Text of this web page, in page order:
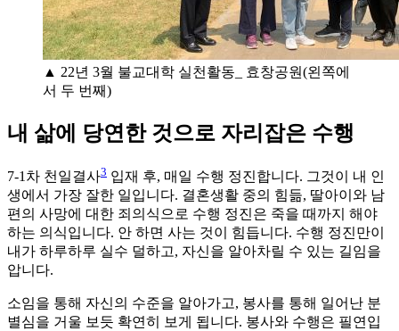
▲ 22년 3월 불교대학 실천활동_ 효창공원(왼쪽에
서 두 번째)
내 삶에 당연한 것으로 자리잡은 수행
7-1차 천일결사3 입재 후, 매일 수행 정진합니다. 그것이 내 인
생에서 가장 잘한 일입니다. 결혼생활 중의 힘듦, 딸아이와 남
편의 사망에 대한 죄의식으로 수행 정진은 죽을 때까지 해야
하는 의식입니다. 안 하면 사는 것이 힘듭니다. 수행 정진만이
내가 하루하루 실수 덜하고, 자신을 알아차릴 수 있는 길임을
압니다.
소임을 통해 자신의 수준을 알아가고, 봉사를 통해 일어난 분
별심을 거울 보듯 확연히 보게 됩니다. 봉사와 수행은 필연입